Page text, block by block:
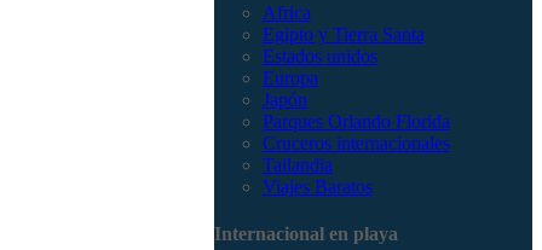
Africa
Egipto y Tierra Santa
Estados unidos
Europa
Japón
Parques Orlando Florida
Cruceros internacionales
Tailandia
Viajes Baratos
Internacional en playa